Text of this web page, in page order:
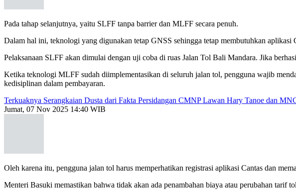
Pada tahap selanjutnya, yaitu SLFF tanpa barrier dan MLFF secara penuh.
Dalam hal ini, teknologi yang digunakan tetap GNSS sehingga tetap membutuhkan aplikasi
Pelaksanaan SLFF akan dimulai dengan uji coba di ruas Jalan Tol Bali Mandara. Jika
Ketika teknologi MLFF sudah diimplementasikan di seluruh jalan tol, pengguna wajib
kedisiplinan dalam pembayaran.
Terkuaknya Serangkaian Dusta dari Fakta Persidangan CMNP Lawan Hary Tanoe dan
Jumat, 07 Nov 2025 14:40 WIB
Oleh karena itu, pengguna jalan tol harus memperhatikan registrasi aplikasi Cantas dan
Menteri Basuki memastikan bahwa tidak akan ada penambahan biaya atau perubahan tarif